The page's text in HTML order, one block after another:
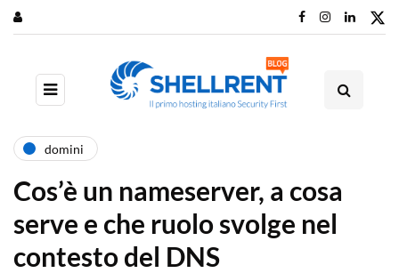
domini
Cos’è un nameserver, a cosa
serve e che ruolo svolge nel
contesto del DNS